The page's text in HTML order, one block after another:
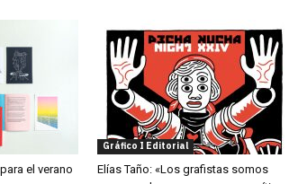
el verano
Gráfico I Editorial
Elías Taño: «Los grafistas somos